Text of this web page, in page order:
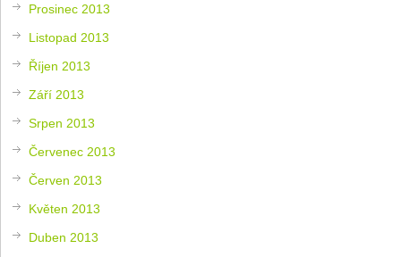
Prosinec 2013
Listopad 2013
Říjen 2013
Září 2013
Srpen 2013
Červenec 2013
Červen 2013
Květen 2013
Duben 2013